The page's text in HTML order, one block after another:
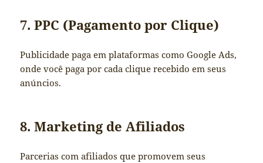
7. PPC (Pagamento por Clique)
Publicidade paga em plataformas como Google Ads,
onde você paga por cada clique recebido em seus
anúncios.
8. Marketing de Afiliados
Parcerias com afiliados que promovem seus